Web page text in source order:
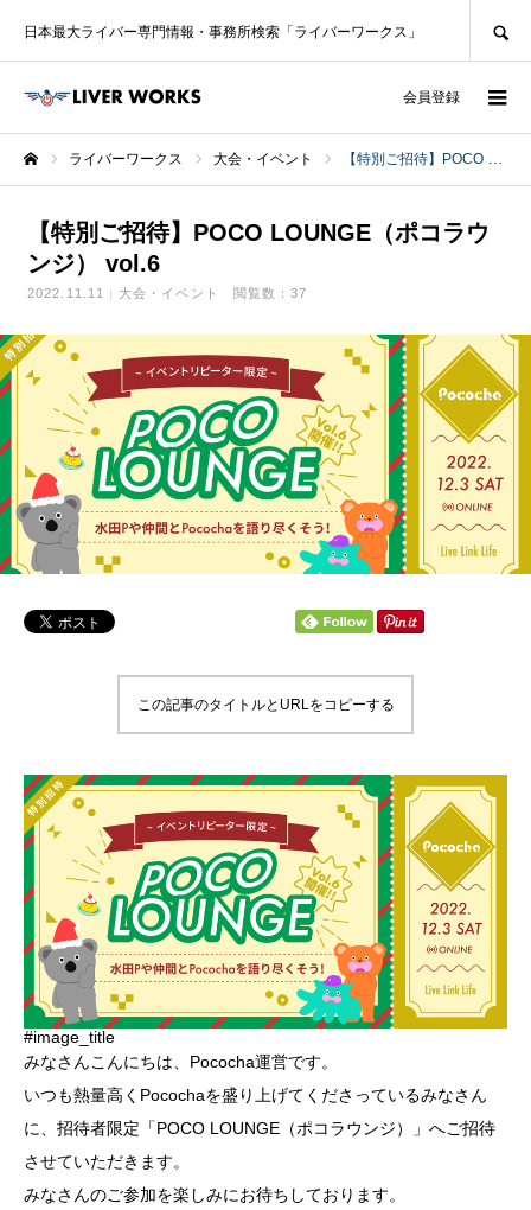
日本最大ライバー専門情報・事務所検索「ライバーワークス」
会員登録
ライバーワークス 大会・イベント 【特別ご招待】POCO LOUNGE（ポコラウンジ） vol.6
【特別ご招待】POCO LOUNGE（ポコラウ
ンジ） vol.6
2022.11.11 大会・イベント 閲覧数：37
この記事のタイトルとURLをコピーする
#image_title
みなさんこんにちは、Pococha運営です。
いつも熱量高くPocochaを盛り上げてくださっているみなさん
に、招待者限定「POCO LOUNGE（ポコラウンジ）」へご招待
させていただきます。
みなさんのご参加を楽しみにお待ちしております。